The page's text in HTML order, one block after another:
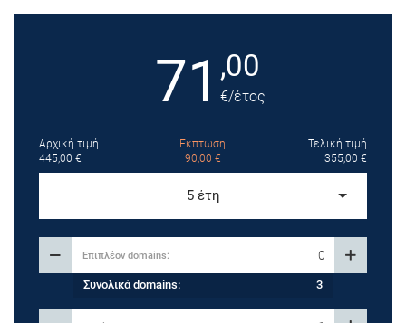
71 ,00
€/έτος
Αρχική τιμή Έκπτωση
Τελική τιμή
445,00 € 90,00 € 355,00 €
5 έτη
Συνολικά domains: 3